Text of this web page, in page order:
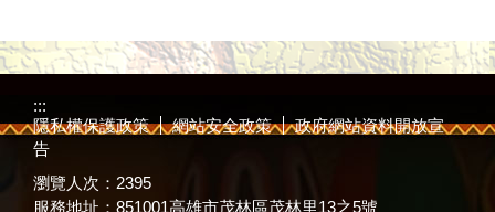
:::
隱私權保護政策
網站安全政策
政府網站資料開放宣
告
瀏覽人次： 2395
服務地址：851001高雄市茂林區茂林里13之5號